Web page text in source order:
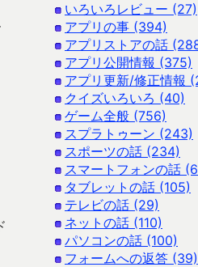
いろいろレビュー (27)
アプリの事 (394)
アプリストアの話
アプリ公開情報 (375)
アプリ更新/修正情報
クイズいろいろ (40)
ゲーム全般 (756)
スプラトゥーン (243)
スポーツの話 (234)
スマートフォンの話
タブレットの話 (105)
テレビの話 (29)
ネットの話 (110)
パソコンの話 (100)
フォームへの返答 (39)